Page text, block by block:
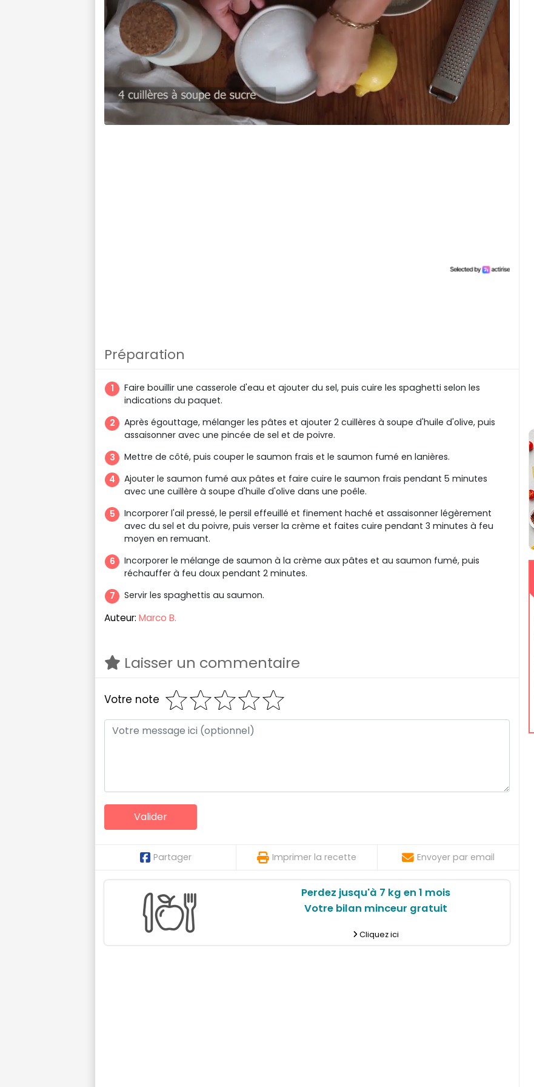
Préparation
Faire bouillir une casserole d'eau et ajouter du sel, puis cuire les spaghetti selon les
indications du paquet.
Après égouttage, mélanger les pâtes et ajouter 2 cuillères à soupe d'huile d'olive, puis
assaisonner avec une pincée de sel et de poivre.
Mettre de côté, puis couper le saumon frais et le saumon fumé en lanières.
Ajouter le saumon fumé aux pâtes et faire cuire le saumon frais pendant 5 minutes
avec une cuillère à soupe d'huile d'olive dans une poêle.
Incorporer l'ail pressé, le persil effeuillé et finement haché et assaisonner légèrement
avec du sel et du poivre, puis verser la crème et faites cuire pendant 3 minutes à feu
moyen en remuant.
Incorporer le mélange de saumon à la crème aux pâtes et au saumon fumé, puis
réchauffer à feu doux pendant 2 minutes.
Servir les spaghettis au saumon.
Auteur: Marco B.
Laisser un commentaire
Votre note
Partager Imprimer la recette Envoyer par email
Perdez jusqu'à 7 kg en 1 mois
Votre bilan minceur gratuit
Cliquez ici